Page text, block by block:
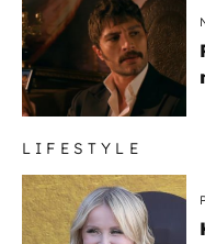
LIFESTYLE